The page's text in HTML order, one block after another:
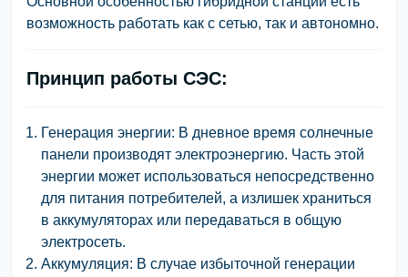
возможность работать как с сетью, так и автономно.
Принцип работы СЭС:
Генерация энергии: В дневное время солнечные
панели производят электроэнергию. Часть этой
энергии может использоваться непосредственно
для питания потребителей, а излишек храниться
в аккумуляторах или передаваться в общую
электросеть.
Аккумуляция: В случае избыточной генерации